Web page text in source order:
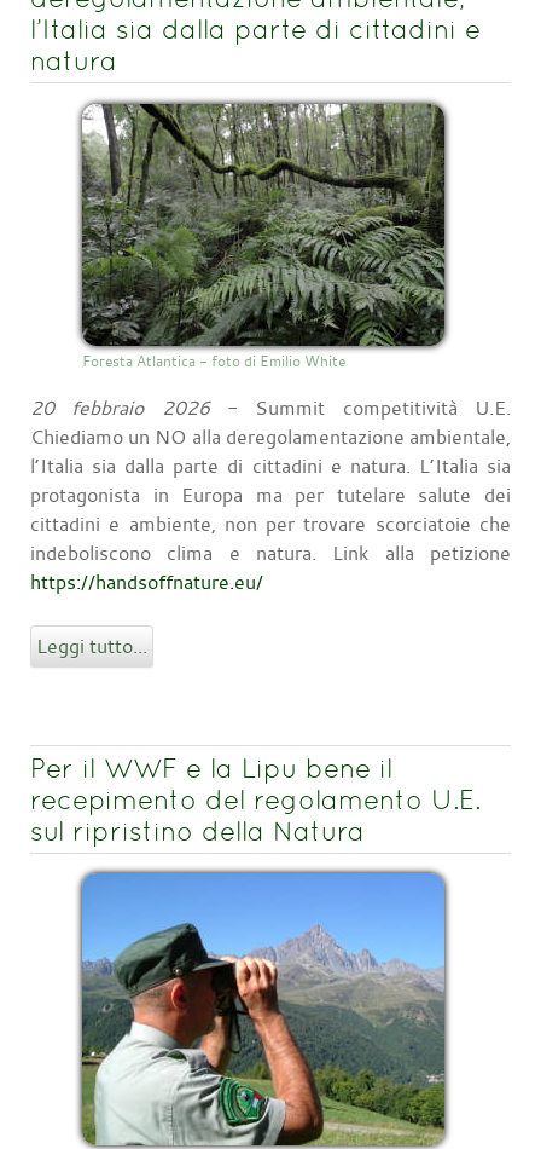
l’Italia sia dalla parte di cittadini e
natura
Foresta Atlantica - foto di Emilio White
20 febbraio 2026- Summit competitività U.E.
Chiediamo un NO alla deregolamentazione ambientale,
l’Italia sia dalla parte di cittadini e natura. L’Italia sia
protagonista in Europa ma per tutelare salute dei
cittadini e ambiente, non per trovare scorciatoie che
indeboliscono clima e natura. Link alla petizione
https://handsoffnature.eu/
Leggi tutto...
Per il WWF e la Lipu bene il
recepimento del regolamento U.E.
sul ripristino della Natura